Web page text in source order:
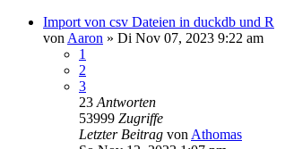
Import von csv Dateien in duckdb und R
von Aaron » Di Nov 07, 2023 9:22 am
1
2
3
23 Antworten
53999 Zugriffe
Letzter Beitrag von Athomas